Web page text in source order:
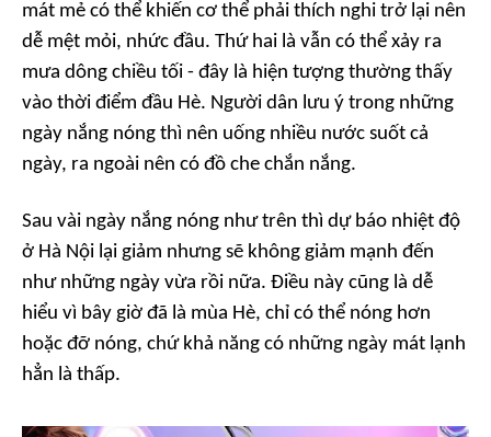
mát mẻ có thể khiến cơ thể phải thích nghi trở lại nên
dễ mệt mỏi, nhức đầu. Thứ hai là vẫn có thể xảy ra
mưa dông chiều tối - đây là hiện tượng thường thấy
vào thời điểm đầu Hè. Người dân lưu ý trong những
ngày nắng nóng thì nên uống nhiều nước suốt cả
ngày, ra ngoài nên có đồ che chắn nắng.
Sau vài ngày nắng nóng như trên thì dự báo nhiệt độ
ở Hà Nội lại giảm nhưng sẽ không giảm mạnh đến
như những ngày vừa rồi nữa. Điều này cũng là dễ
hiểu vì bây giờ đã là mùa Hè, chỉ có thể nóng hơn
hoặc đỡ nóng, chứ khả năng có những ngày mát lạnh
hẳn là thấp.